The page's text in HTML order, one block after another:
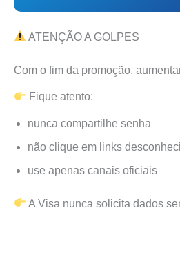
ATENÇÃO A GOLPES
Com o fim da promoção,
Fique atento:
nunca compartilhe senha
não clique em links
use apenas canais oficiais
A Visa nunca solicita dados